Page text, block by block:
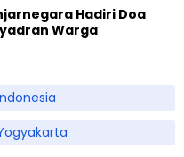
Hadiri Doa
Warga